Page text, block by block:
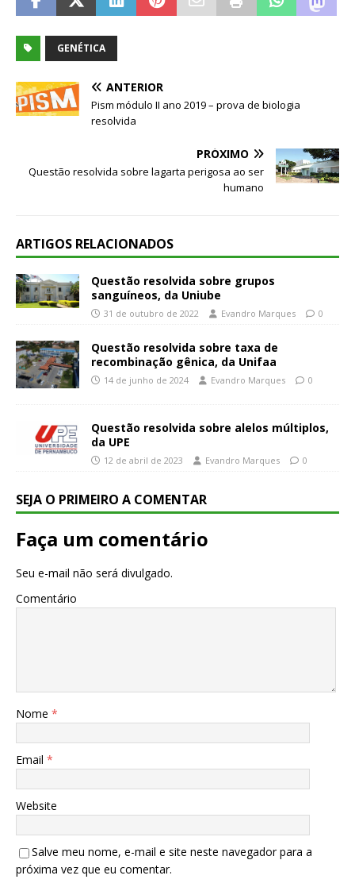
GENÉTICA
ANTERIOR
Pism módulo II ano 2019 – prova de biologia
resolvida
PRÓXIMO
Questão resolvida sobre lagarta perigosa ao ser
humano
ARTIGOS RELACIONADOS
Questão resolvida sobre grupos
sanguíneos, da Uniube
31 de outubro de 2022 Evandro Marques 0
Questão resolvida sobre taxa de
recombinação gênica, da Unifaa
14 de junho de 2024 Evandro Marques 0
Questão resolvida sobre alelos múltiplos,
da UPE
12 de abril de 2023 Evandro Marques 0
SEJA O PRIMEIRO A COMENTAR
Faça um comentário
Seu e-mail não será divulgado.
Comentário
Nome *
Email *
Website
Salve meu nome, e-mail e site neste navegador para a
próxima vez que eu comentar.